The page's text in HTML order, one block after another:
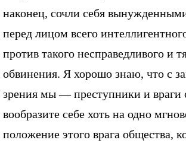
наконец, сочли себя
перед лицом всего
против такого несправедливого и
обвинения. Я хорошо знаю, что с
зрения мы — преступники и враги
вообразите себе хоть на одно
положение этого врага общества,